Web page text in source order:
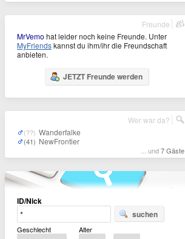
MrVemo hat leider noch keine Freunde. Unter
MyFriendskannst du ihm/ihr die Freundschaft
anbieten.
JETZT Freunde werden
Freunde
(??) Wanderfalke
(41) NewFrontier
... und7 Gäste
Wer war da?
ID/Nick
suchen
Geschlecht
Alter